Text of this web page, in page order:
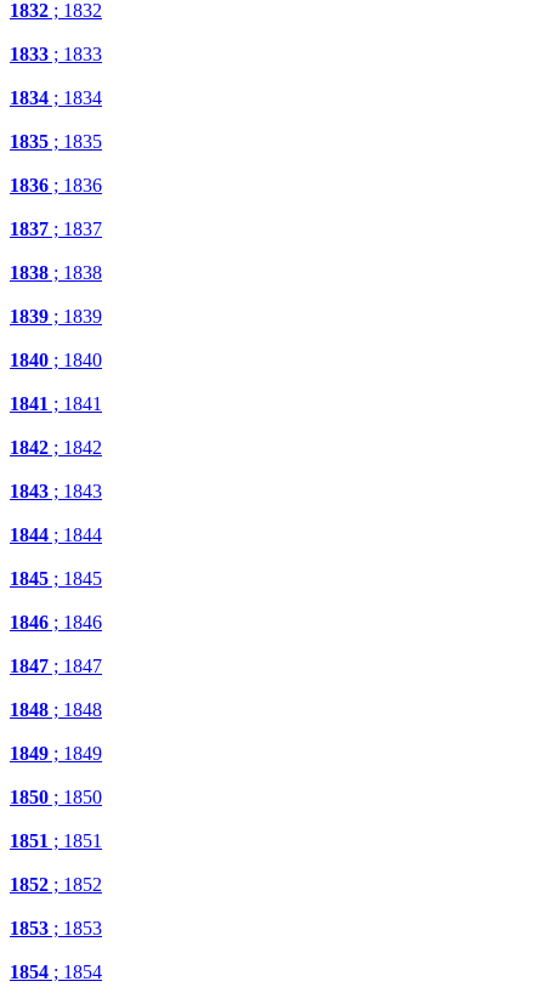
1832 ; 1832
1833 ; 1833
1834 ; 1834
1835 ; 1835
1836 ; 1836
1837 ; 1837
1838 ; 1838
1839 ; 1839
1840 ; 1840
1841 ; 1841
1842 ; 1842
1843 ; 1843
1844 ; 1844
1845 ; 1845
1846 ; 1846
1847 ; 1847
1848 ; 1848
1849 ; 1849
1850 ; 1850
1851 ; 1851
1852 ; 1852
1853 ; 1853
1854 ; 1854